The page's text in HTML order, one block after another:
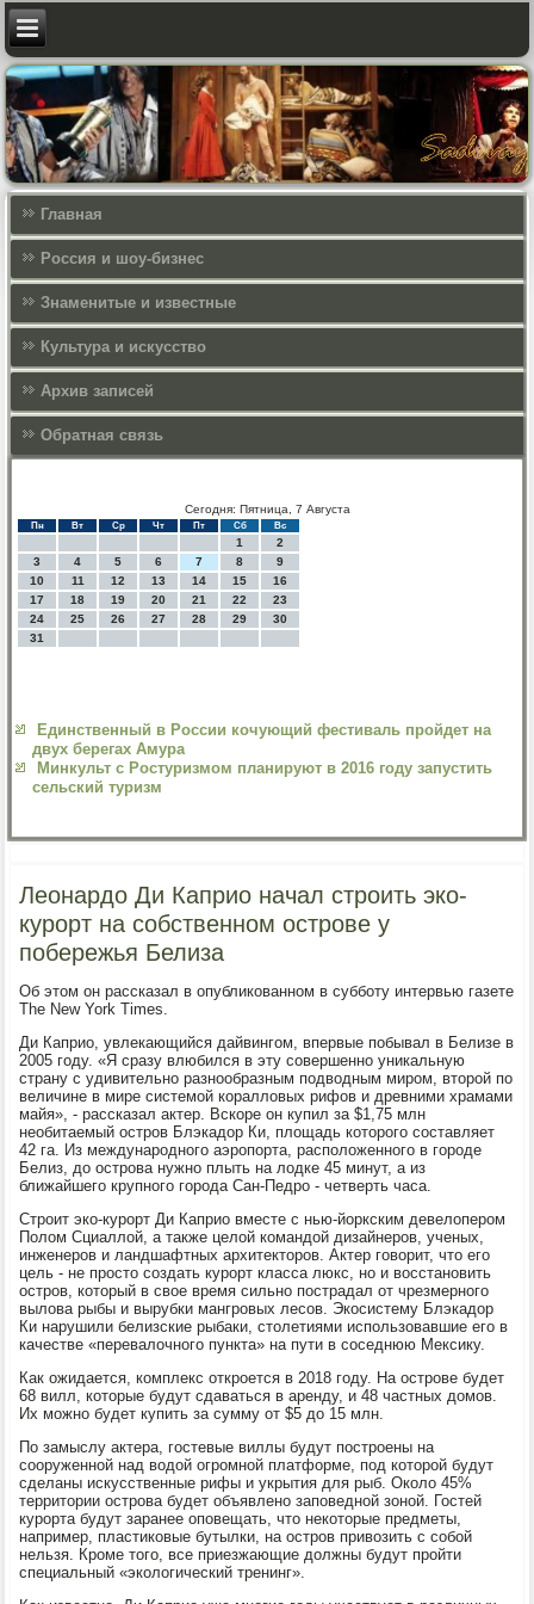
Главная
Россия и шоу-бизнес
Знаменитые и известные
Культура и искусcтво
Архив записей
Обратная связь
Сегодня: Пятница, 7 Августа
Пн Вт Ср Чт Пт Сб Вс
1
2
3
4 5 6 7 8
9
10
11 12 13 14 15
16
17
18 19 20 21 22
23
24
25 26 27 28 29
30
31
Единственный в России кочующий фестиваль пройдет на
двух берегах Амура
Минкульт с Ростуризмом планируют в 2016 году запустить
сельский туризм
Леонардо Ди Каприо начал строить эко-
курорт на собственном острове у
побережья Белиза
Об этом он рассказал в опубликованном в субботу интервью газете
The New York Times.
Ди Каприо, увлекающийся дайвингом, впервые побывал в Белизе в
2005 году. «Я сразу влюбился в эту совершенно уникальную
страну с удивительно разнообразным подводным миром, второй по
величине в мире системой коралловых рифов и древними храмами
майя», - рассказал актер. Вскоре он купил за $1,75 млн
необитаемый остров Блэкадор Ки, площадь которого составляет
42 га. Из международного аэропорта, расположенного в городе
Белиз, до острова нужно плыть на лодке 45 минут, а из
ближайшего крупного города Сан-Педро - четверть часа.
Строит эко-курорт Ди Каприо вместе с нью-йоркским девелопером
Полом Сциаллой, а также целой командой дизайнеров, ученых,
инженеров и ландшафтных архитекторов. Актер говорит, что его
цель - не просто создать курорт класса люкс, но и восстановить
остров, который в свое время сильно пострадал от чрезмерного
вылова рыбы и вырубки мангровых лесов. Экосистему Блэкадор
Ки нарушили белизские рыбаки, столетиями использовавшие его в
качестве «перевалочного пункта» на пути в соседнюю Мексику.
Как ожидается, комплекс откроется в 2018 году. На острове будет
68 вилл, которые будут сдаваться в аренду, и 48 частных домов.
Их можно будет купить за сумму от $5 до 15 млн.
По замыслу актера, гостевые виллы будут построены на
сооруженной над водой огромной платформе, под которой будут
сделаны искусственные рифы и укрытия для рыб. Около 45%
территории острова будет объявлено заповедной зоной. Гостей
курорта будут заранее оповещать, что некоторые предметы,
например, пластиковые бутылки, на остров привозить с собой
нельзя. Кроме того, все приезжающие должны будут пройти
специальный «экологический тренинг».